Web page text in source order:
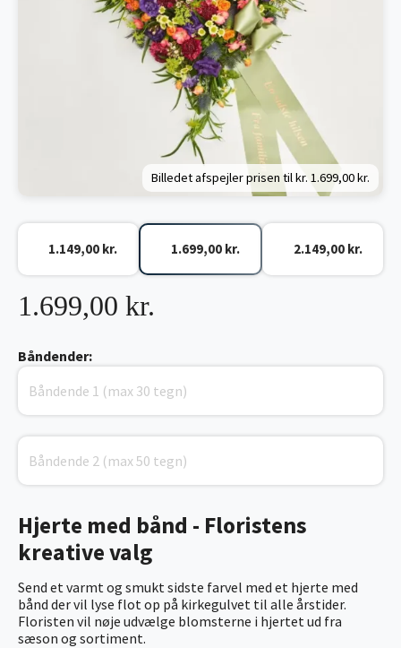
Billedet afspejler prisen til kr. 1.699,00 kr.
Hjerte med bånd - Floristens
kreative valg
Send et varmt og smukt sidste farvel med et hjerte med
bånd der vil lyse flot op på kirkegulvet til alle årstider.
Floristen vil nøje udvælge blomsterne i hjertet ud fra
sæson og sortiment.
1.699,00 kr.
1.149,00 kr. 1.699,00 kr. 2.149,00 kr.
Båndender: